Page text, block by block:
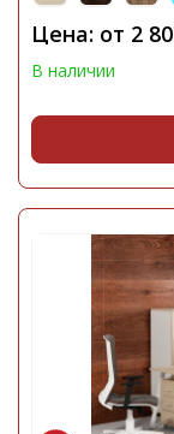
Цена: от 2
В наличии